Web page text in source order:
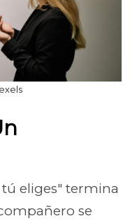
tú eliges" termina
se